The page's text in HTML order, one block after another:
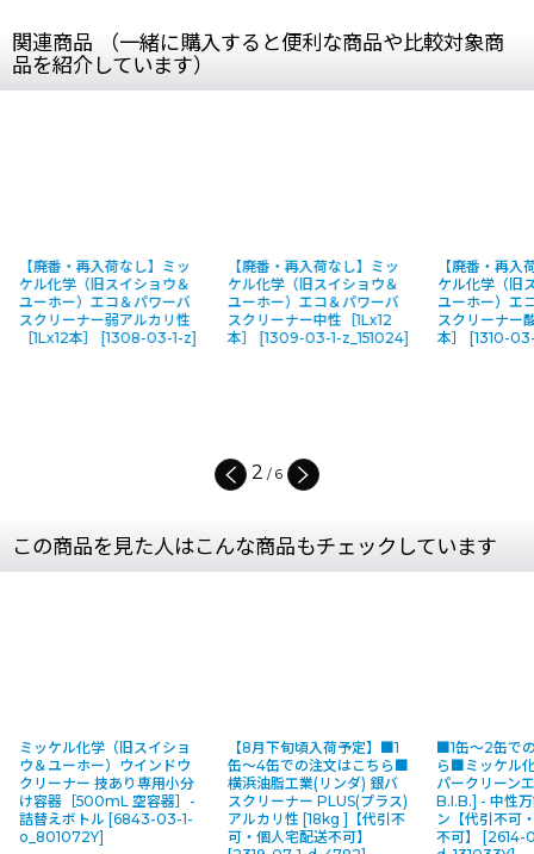
関連商品 （一緒に購入すると便利な商品や比較対象商
品を紹介しています）
【廃番・再入荷なし】ミッ
ケル化学（旧スイショウ＆
ユーホー）エコ＆パワーバ
スクリーナー中性［1Lx12
本］ [1309-03-1-z_151024
【廃番・再入荷なし】ミッ
ケル化学（旧スイショウ＆
ユーホー）エコ＆パワーバ
スクリーナー酸性［1Lx12
本］ [1310-03-1-o_151034
■1缶〜4缶
ら■ペンギ
フレッシュ
- 除菌剤配合
ーナー【代
3 / 6
この商品を見た人はこんな商品もチェックしています
ミッケル化学（旧スイショ
ウ＆ユーホー）ウインドウ
クリーナー 技あり専用小分
け容器［500mL 空容器］-
詰替えボトル [6843-03-1-
o_801072Y]
【8月下旬頃入荷予定】■1
缶〜4缶での注文はこちら■
横浜油脂工業(リンダ) 銀バ
スクリーナー PLUS(プラス)
アルカリ性 [18kg ]【代引不
可・個人宅配送不可】
■1缶〜2缶で
ら■ミッケル
パークリーン
B.I.B.] - 中性
ン【代引不可
不可】
[2614-